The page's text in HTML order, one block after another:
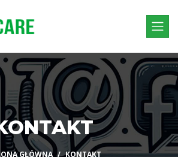
GŁÓWNA KONTAKT